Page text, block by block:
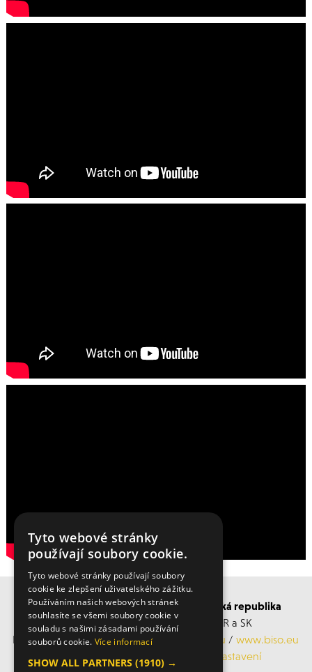
BISO SCHRATTENECKER Česká a Slovenská republika
Obchodní s servisní střediska po ČR a SK
Mobil: +420 606 183 360, Email:
info@biso.eu /www.biso.eu
Cookies nastavení
Tyto webové stránky
používají soubory cookie.
Tyto webové stránky používají soubory
cookie ke zlepšení uživatelského zážitku.
Používáním našich webových stránek
souhlasíte se všemi soubory cookie v
souladu s našimi zásadami používání
souborů cookie. Více informací
SHOW ALL PARTNERS (1910) →